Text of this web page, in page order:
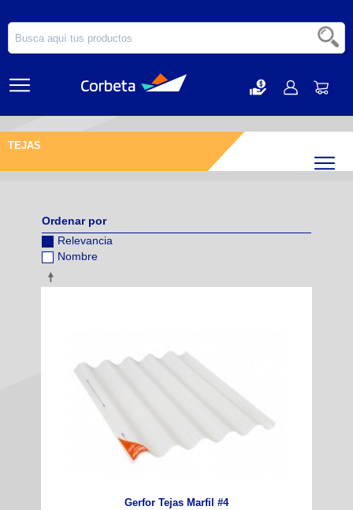
TEJAS
Ordenar por
Relevancia
Nombre
Gerfor Tejas Marfil #4